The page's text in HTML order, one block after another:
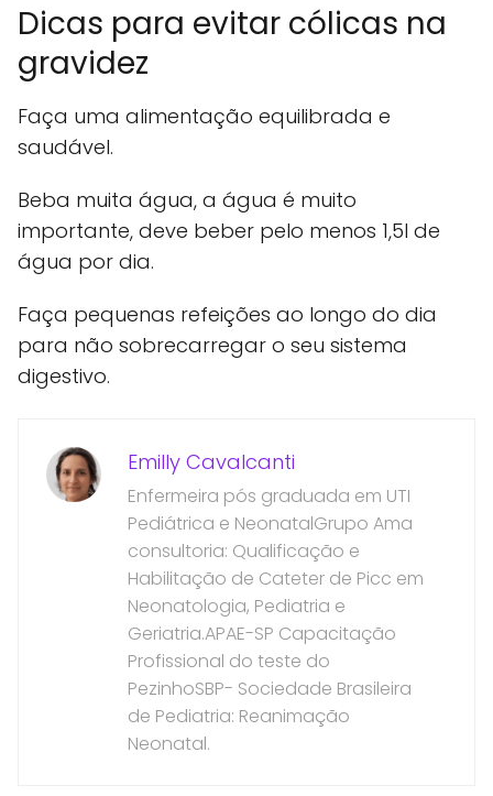
Dicas para evitar cólicas na
gravidez
Faça uma alimentação equilibrada e
saudável.
Beba muita água, a água é muito
importante, deve beber pelo menos 1,5l de
água por dia.
Faça pequenas refeições ao longo do dia
para não sobrecarregar o seu sistema
digestivo.
Emilly Cavalcanti
Enfermeira pós graduada em UTI
Pediátrica e NeonatalGrupo Ama
consultoria: Qualificação e
Habilitação de Cateter de Picc em
Neonatologia, Pediatria e
Geriatria.APAE-SP Capacitação
Profissional do teste do
PezinhoSBP- Sociedade Brasileira
de Pediatria: Reanimação
Neonatal.